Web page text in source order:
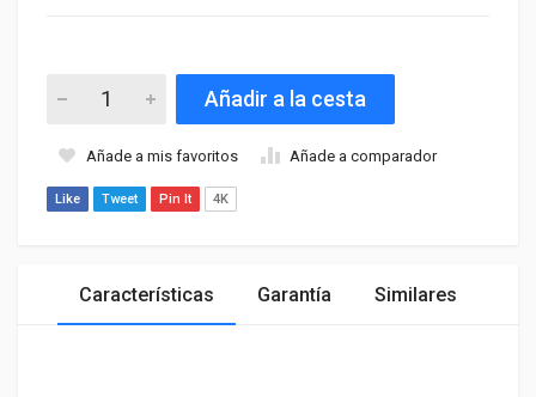
Añadir a la cesta
Añade a mis favoritos Añade a comparador
Like Tweet Pin It 4K
Características Garantía Similares